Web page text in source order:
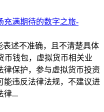
表述不准确，且不清楚具体
币钱包，虚拟货币相关业
律保护，参与虚拟货币投资
能违反法律法规，不建议进
律...